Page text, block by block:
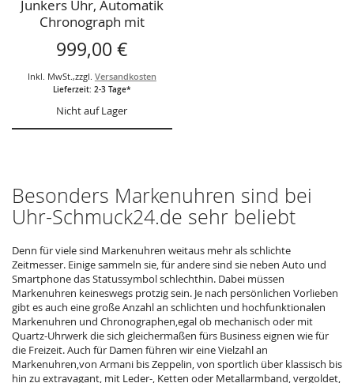
Junkers Uhr, Automatik
Chronograph mit
Valjoux 7750, Ref.
6218-2,
999,00 €
Inkl. MwSt.,zzgl. Versandkosten
Lieferzeit: 2-3 Tage*
Nicht auf Lager
Besonders Markenuhren sind bei
Uhr-Schmuck24.de sehr beliebt
Denn für viele sind Markenuhren weitaus mehr als schlichte
Zeitmesser. Einige sammeln sie, für andere sind sie neben Auto und
Smartphone das Statussymbol schlechthin. Dabei müssen
Markenuhren keineswegs protzig sein. Je nach persönlichen Vorlieben
gibt es auch eine große Anzahl an schlichten und hochfunktionalen
Markenuhren und Chronographen,egal ob mechanisch oder mit
Quartz-Uhrwerk die sich gleichermaßen fürs Business eignen wie für
die Freizeit. Auch für Damen führen wir eine Vielzahl an
Markenuhren,von Armani bis Zeppelin, von sportlich über klassisch bis
hin zu extravagant, mit Leder-, Ketten oder Metallarmband, vergoldet,